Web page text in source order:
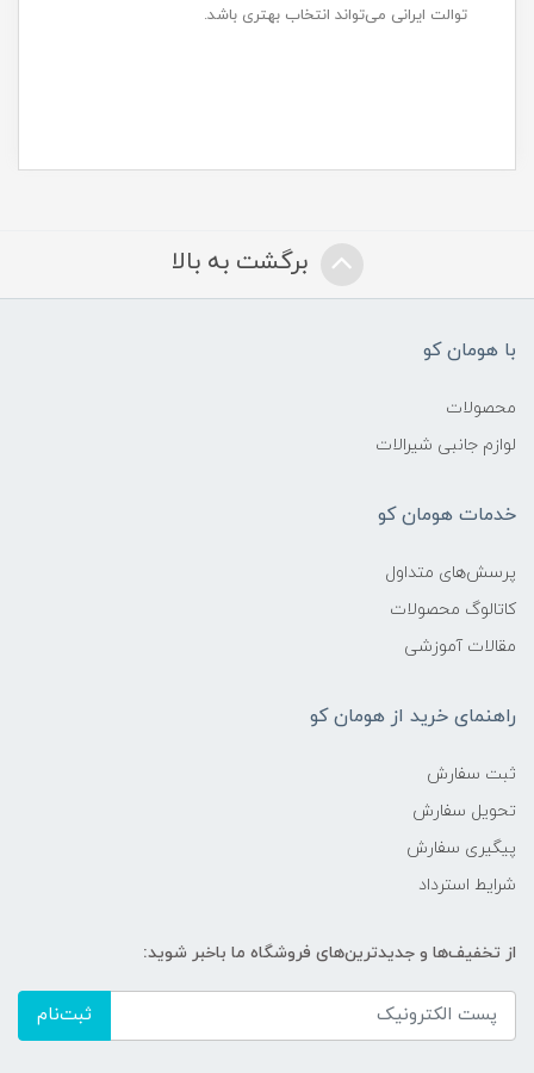
توالت ایرانی می‌تواند انتخاب بهتری باشد.
برگشت به بالا
با هومان کو
محصولات
لوازم جانبی شیرالات
خدمات هومان کو
پرسش‌های متداول
کاتالوگ محصولات
مقالات آموزشی
راهنمای خرید از هومان کو
ثبت سفارش
تحویل سفارش
پیگیری سفارش
شرایط استرداد
از تخفیف‌ها و جدیدترین‌های فروشگاه ما باخبر شوید:
ثبت‌نام